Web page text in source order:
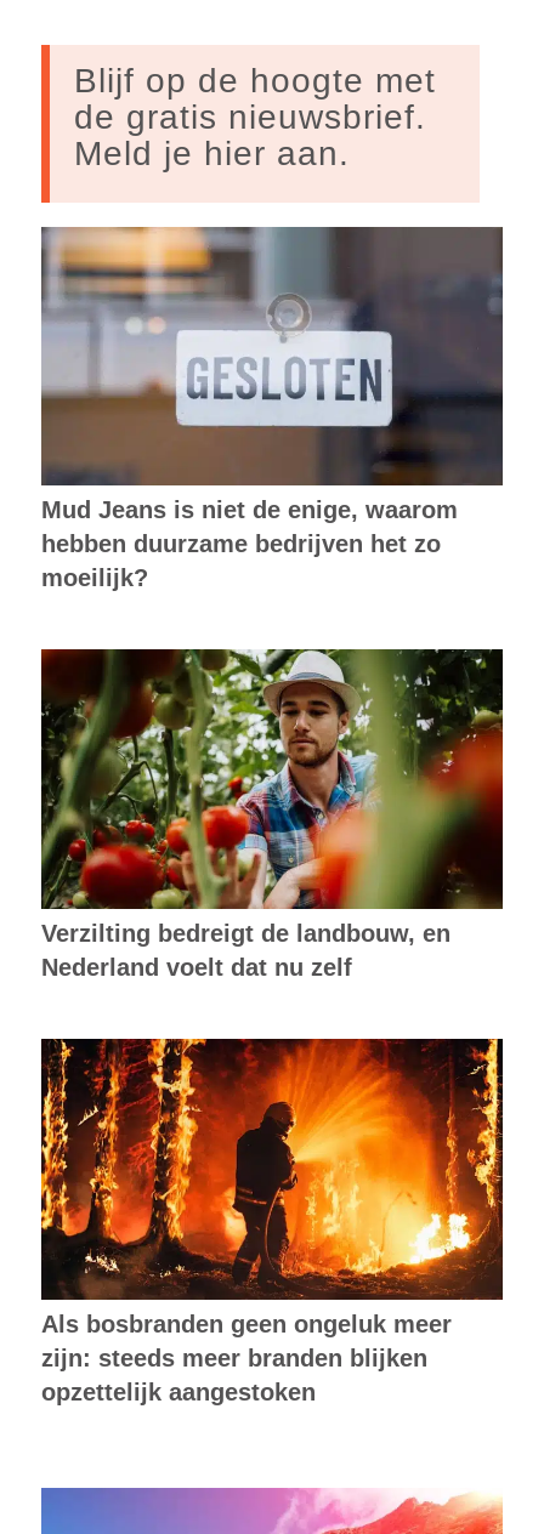
Blijf op de hoogte met
de gratis nieuwsbrief.
Meld je hier aan.
Mud Jeans is niet de enige, waarom
hebben duurzame bedrijven het zo
moeilijk?
Verzilting bedreigt de landbouw, en
Nederland voelt dat nu zelf
Als bosbranden geen ongeluk meer
zijn: steeds meer branden blijken
opzettelijk aangestoken